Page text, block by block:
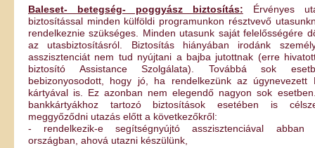
Baleset- betegség- poggyász biztosítás: Érvényes
biztosítással minden külföldi programunkon résztvevő
rendelkeznie szükséges. Minden utasunk saját felelősségére
az utasbiztosításról. Biztosítás hiányában irodánk
asszisztenciát nem tud nyújtani a bajba jutottnak (erre
biztosító Assistance Szolgálata). Továbbá sok
bebizonyosodott, hogy jó, ha rendelkezünk az úgynevezett
kártyával is. Ez azonban nem elegendő nagyon sok
bankkártyákhoz tartozó biztosítások esetében is
meggyőződni utazás előtt a következőkről:
- rendelkezik-e segítségnyújtó asszisztenciával abban
országban, ahová utazni készülünk,